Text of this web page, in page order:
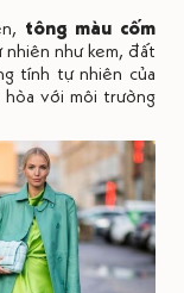
tông màu cốm
như kem, đất
tính tự nhiên của
hòa với môi trường